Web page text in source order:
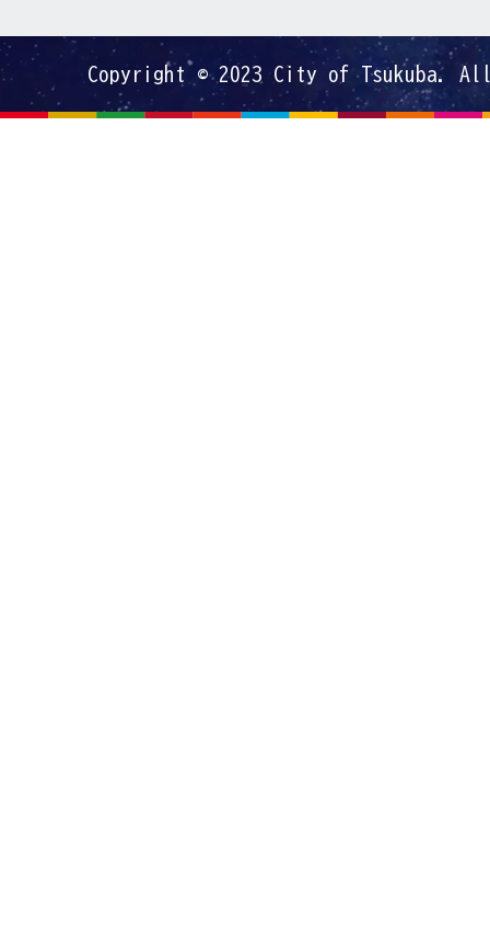
Copyright © 2023 City of Tsukuba.